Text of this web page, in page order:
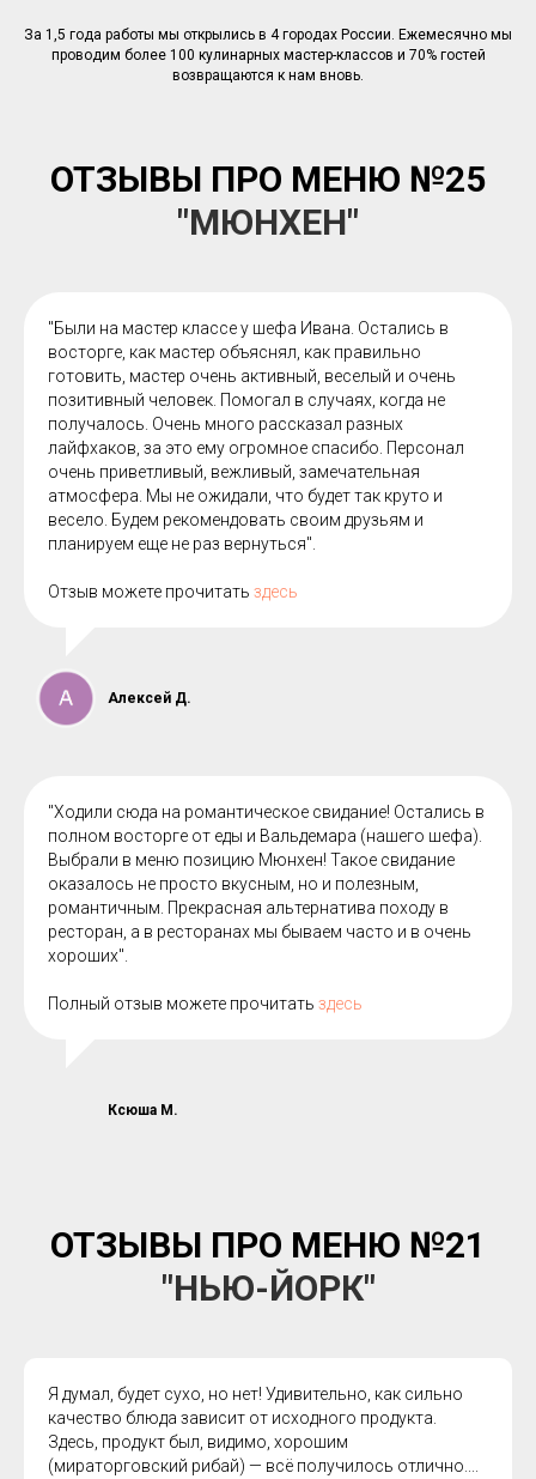
За 1,5 года работы мы открылись в 4 городах России. Ежемесячно мы
проводим более 100 кулинарных мастер-классов и 70% гостей
возвращаются к нам вновь.
ОТЗЫВЫ ПРО МЕНЮ №25
"МЮНХЕН"
"Были на мастер классе у шефа Ивана. Остались в
восторге, как мастер объяснял, как правильно
готовить, мастер очень активный, веселый и очень
позитивный человек. Помогал в случаях, когда не
получалось. Очень много рассказал разных
лайфхаков, за это ему огромное спасибо. Персонал
очень приветливый, вежливый, замечательная
атмосфера. Мы не ожидали, что будет так круто и
весело. Будем рекомендовать своим друзьям и
планируем еще не раз вернуться".
Отзыв можете прочитать здесь
Алексей Д.
"Ходили сюда на романтическое свидание! Остались в
полном восторге от еды и Вальдемара (нашего шефа).
Выбрали в меню позицию Мюнхен! Такое свидание
оказалось не просто вкусным, но и полезным,
романтичным. Прекрасная альтернатива походу в
ресторан, а в ресторанах мы бываем часто и в очень
хороших".
Полный отзыв можете прочитать здесь
Ксюша М.
ОТЗЫВЫ ПРО МЕНЮ №21
"НЬЮ-ЙОРК"
Я думал, будет сухо, но нет! Удивительно, как сильно
качество блюда зависит от исходного продукта.
Здесь, продукт был, видимо, хорошим
(мираторговский рибай) — всё получилось отлично....